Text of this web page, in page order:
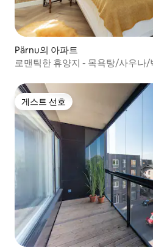
Pärnu의 아파트
로맨틱한 휴양지 - 목욕탕/사우나
게스트 선호
게스트 선호